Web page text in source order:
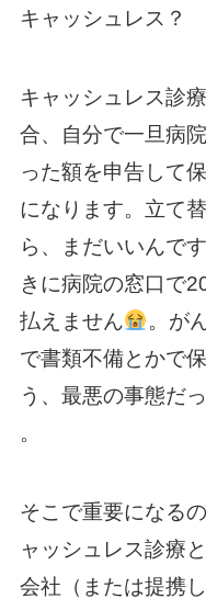
キャッシュレス？
キャッシュレス診
合、自分で一旦病
った額を申告して
になります。立て
ら、まだいいんで
きに病院の窓口で
払えません
。が
で書類不備とかで
う、最悪の事態だ
。
そこで重要になる
ャッシュレス診療
会社（または提携